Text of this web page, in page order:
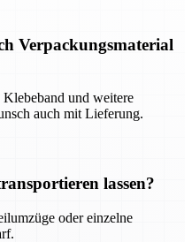
Verpackungsmaterial
und weitere
auch mit Lieferung.
lassen?
oder einzelne